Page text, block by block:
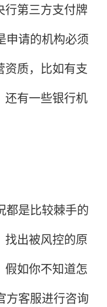
行第三方支付牌
申请的机构必须
资质，比如有支
还有一些银行机
都是比较棘手的
找出被风控的原
假如你不知道怎
方客服进行咨询